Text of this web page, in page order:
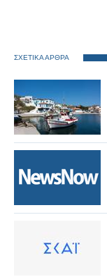
ΣΧΕΤΙΚΑ ΑΡΘΡΑ